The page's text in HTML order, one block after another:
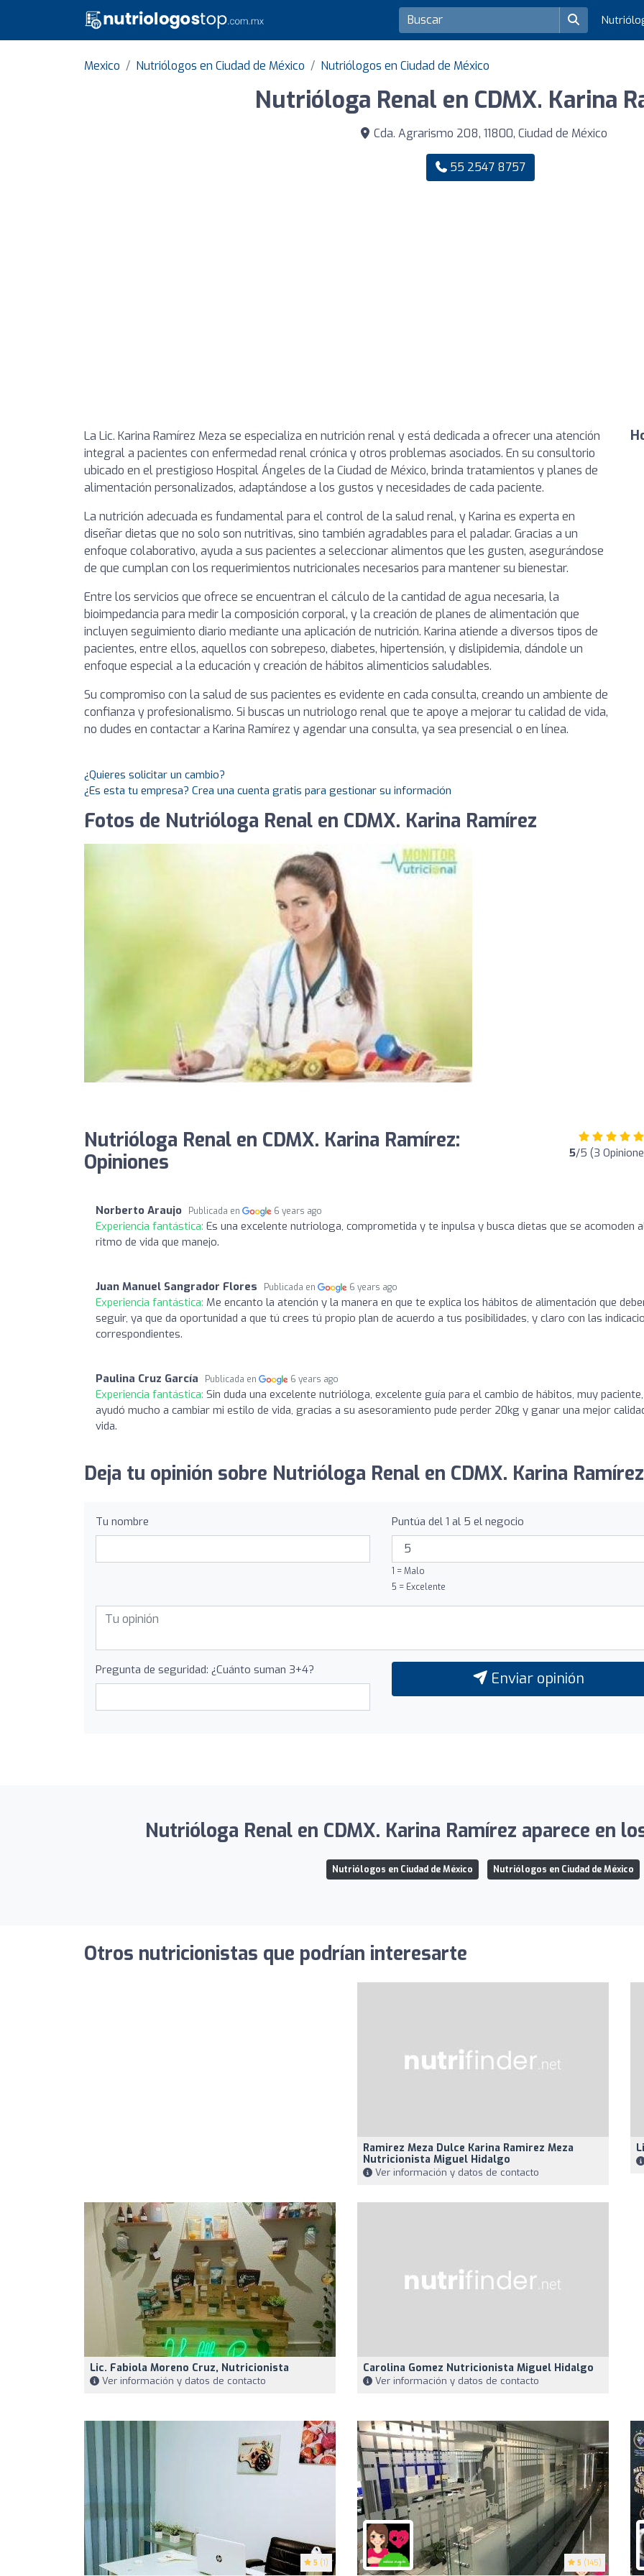
Mexico Nutriólogos en Ciudad de México Nutriólogos en Ciudad de México
Nutrióloga Renal en CDMX. Karina
Cda. Agrarismo 208, 11800, Ciudad de México
55 2547 8757
La Lic. Karina Ramírez Meza se especializa en nutrición renal y está dedicada a ofrecer una atención
integral a pacientes con enfermedad renal crónica y otros problemas asociados. En su consultorio
ubicado en el prestigioso Hospital Ángeles de la Ciudad de México, brinda tratamientos y planes de
alimentación personalizados, adaptándose a los gustos y necesidades de cada paciente.
La nutrición adecuada es fundamental para el control de la salud renal, y Karina es experta en
diseñar dietas que no solo son nutritivas, sino también agradables para el paladar. Gracias a un
enfoque colaborativo, ayuda a sus pacientes a seleccionar alimentos que les gusten, asegurándose
de que cumplan con los requerimientos nutricionales necesarios para mantener su bienestar.
Entre los servicios que ofrece se encuentran el cálculo de la cantidad de agua necesaria, la
bioimpedancia para medir la composición corporal, y la creación de planes de alimentación que
incluyen seguimiento diario mediante una aplicación de nutrición. Karina atiende a diversos tipos de
pacientes, entre ellos, aquellos con sobrepeso, diabetes, hipertensión, y dislipidemia, dándole un
enfoque especial a la educación y creación de hábitos alimenticios saludables.
Su compromiso con la salud de sus pacientes es evidente en cada consulta, creando un ambiente de
confianza y profesionalismo. Si buscas un nutriologo renal que te apoye a mejorar tu calidad de vida,
no dudes en contactar a Karina Ramírez y agendar una consulta, ya sea presencial o en línea.
¿Quieres solicitar un cambio?
¿Es esta tu empresa? Crea una cuenta gratis para gestionar su información
Fotos de Nutrióloga Renal en CDMX. Karina Ramírez
Nutrióloga Renal en CDMX. Karina Ramírez:
Opiniones
5/5 (3
Norberto Araujo Publicada en 6 years ago
Experiencia fantástica: Es una excelente nutriologa, comprometida y te inpulsa y busca dietas que se acomoden
ritmo de vida que manejo.
Juan Manuel Sangrador Flores Publicada en 6 years ago
Experiencia fantástica: Me encanto la atención y la manera en que te explica los hábitos de alimentación que
seguir, ya que da oportunidad a que tú crees tú propio plan de acuerdo a tus posibilidades, y claro con las
correspondientes.
Paulina Cruz García Publicada en 6 years ago
Experiencia fantástica: Sin duda una excelente nutrióloga, excelente guía para el cambio de hábitos, muy paciente,
ayudó mucho a cambiar mi estilo de vida, gracias a su asesoramiento pude perder 20kg y ganar una mejor
vida.
Deja tu opinión sobre Nutrióloga Renal en CDMX. Karina
Tu nombre Puntúa del 1 al 5 el negocio
1 = Malo
5 = Excelente
Pregunta de seguridad: ¿Cuánto suman 3+4? Enviar opinión
Nutrióloga Renal en CDMX. Karina Ramírez aparece en
Nutriólogos en Ciudad de México Nutriólogos en Ciudad de México
Otros nutricionistas que podrían interesarte
Ramirez Meza Dulce Karina Ramirez Meza
Nutricionista Miguel Hidalgo
Ver información y datos de contacto
Lic. Fabiola Moreno Cruz, Nutricionista
Ver información y datos de contacto
Carolina Gomez Nutricionista Miguel Hidalgo
Ver información y datos de contacto
5 (1) 5 (145)